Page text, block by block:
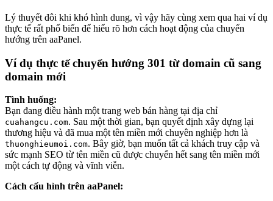
Lý thuyết đôi khi khó hình dung, vì vậy hãy cùng xem qua hai ví dụ
thực tế rất phổ biến để hiểu rõ hơn cách hoạt động của chuyển
hướng trên aaPanel.
Ví dụ thực tế chuyển hướng 301 từ domain cũ sang
domain mới
Tình huống:
Bạn đang điều hành một trang web bán hàng tại địa chỉ
cuahangcu.com. Sau một thời gian, bạn quyết định xây dựng lại
thương hiệu và đã mua một tên miền mới chuyên nghiệp hơn là
thuonghieumoi.com. Bây giờ, bạn muốn tất cả khách truy cập và
sức mạnh SEO từ tên miền cũ được chuyển hết sang tên miền mới
một cách tự động và vĩnh viễn.
Cách cấu hình trên aaPanel: